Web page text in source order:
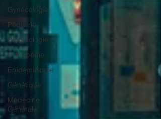
Gynécologie
Pédiatrie
Diabétologie
Orthopédie
Epidémiologie
Génétique
Médecine
Générale